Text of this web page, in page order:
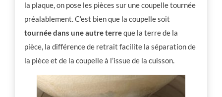
la plaque, on pose les pièces sur une coupelle tournée
préalablement. C’est bien que la coupelle soit
tournée dans une autre terreque la terre de la
pièce, la différence de retrait facilite la séparation de
la pièce et de la coupelle à l’issue de la cuisson.